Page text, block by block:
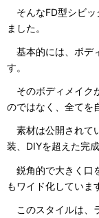
そんなFD型シビッ
ました。
基本的には、ボデ
す。
そのボディメイク
のではなく、全てを
素材は公開されて
装、DIYを超えた完
鋭角的で大きく口
もワイド化していま
このスタイルは、